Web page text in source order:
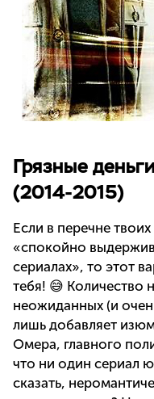
Грязные
(2014-2015)
Если в перечне твоих
«спокойно
сериалах», то этот
тебя! 😅 Количество
неожиданных (и
лишь добавляет
Омера, главного
что ни один сериал
сказать,